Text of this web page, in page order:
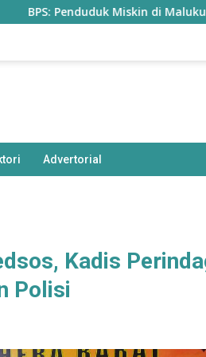
Penduduk Miskin di Maluku Utara
Advertorial
Kadis
Polisi